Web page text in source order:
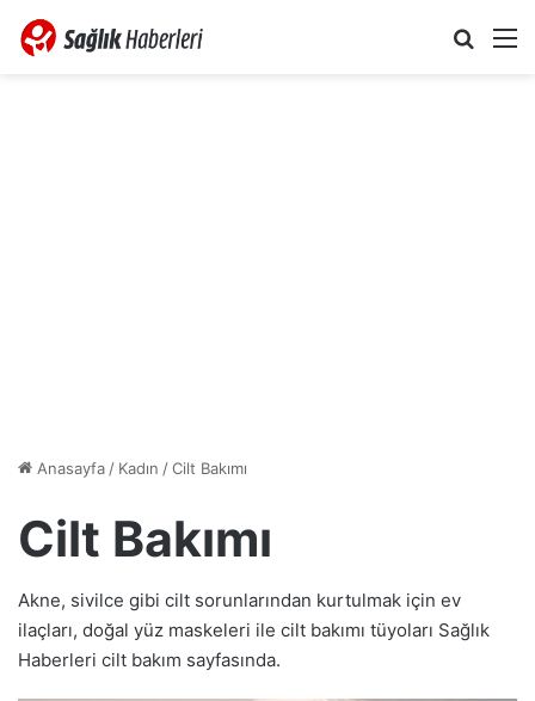
Anasayfa/ Kadın /Cilt Bakımı
Cilt Bakımı
Akne, sivilce gibi cilt sorunlarından kurtulmak için ev
ilaçları, doğal yüz maskeleri ile cilt bakımı tüyoları Sağlık
Haberleri cilt bakım sayfasında.